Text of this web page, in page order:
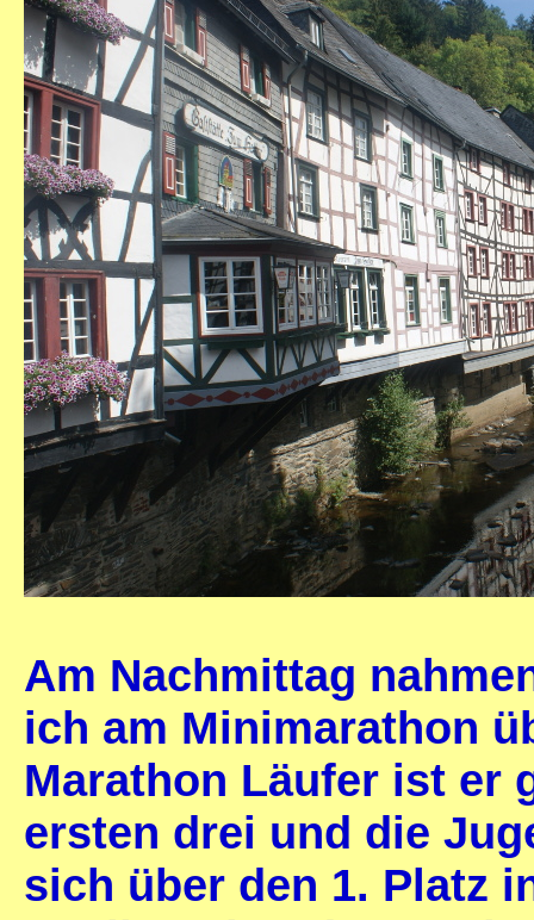
Am Nachmittag
ich am Minimarathon
Marathon Läufer ist er
ersten drei und die
sich über den 1. Platz